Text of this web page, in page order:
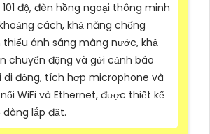
độ, đèn hồng ngoại thông minh
cách, khả năng chống
thiểu ánh sáng màng nước, khả
chuyển động và gửi cảnh báo
di động, tích hợp microphone và
WiFi và Ethernet, được thiết kế
lắp đặt.